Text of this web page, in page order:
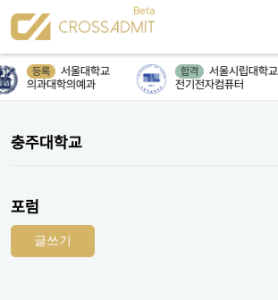
등록
서울대학교
의과대학의예과
합격
서울시립대학교
전기전자컴퓨터
충주대학교
포럼
글쓰기